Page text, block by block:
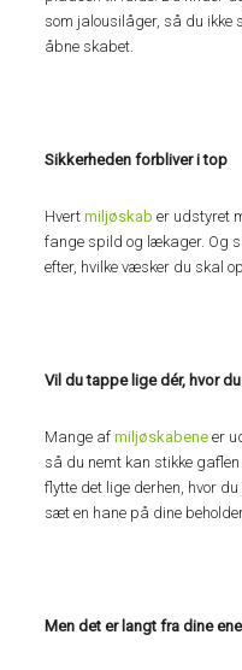
som jalousilåger, så du
åbne skabet.
Sikkerheden forbliver i top
Hvertmiljøskab er udstyret
fange spild og lækager. Og
efter, hvilke væsker du skal
Vil du tappe lige dér, hvor
Mange afmiljøskabene er
så du nemt kan stikke
flytte det lige derhen, hvor
sæt en hane på dine
Men det er langt fra dine